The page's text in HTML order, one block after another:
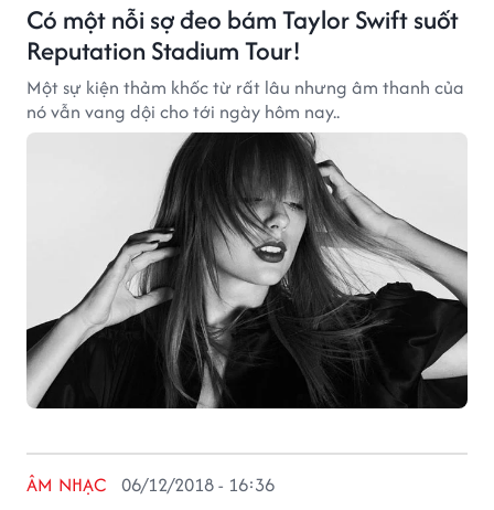
Có một nỗi sợ đeo bám Taylor Swift suốt
Reputation Stadium Tour!
Một sự kiện thảm khốc từ rất lâu nhưng âm thanh của
nó vẫn vang dội cho tới ngày hôm nay..
ÂM NHẠC 06/12/2018 - 16:36